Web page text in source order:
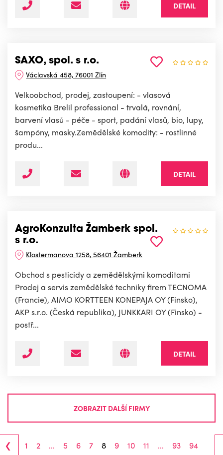
DETAIL
SAXO, spol. s r.o.
Václavská 458, 76001 Zlín
Velkoobchod, prodej, zastoupení: - vlasová
kosmetika Brelil professional - trvalá, rovnání,
barvení vlasů - péče - sport, padání vlasů, bio, lupy,
šampóny, masky.Zemědělské komodity: - rostlinné
produ...
DETAIL
AgroKonzulta Žamberk spol.
s r.o.
Klostermanova 1258, 56401 Žamberk
Obchod s pesticidy a zemědělskými komoditami
Prodej a servis zemědělské techniky firem TECNOMA
(Francie), AIMO KORTTEEN KONEPAJA OY (Finsko),
AKP s.r.o. (Česká republika), JUNKKARI OY (Finsko) -
postř...
DETAIL
ZOBRAZIT DALŠÍ FIRMY
‹ 1 2 ... 5 6 7 8 9 10 11 ... 93 94